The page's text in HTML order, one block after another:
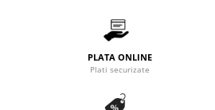
PLATA ONLINE
Plati securizate